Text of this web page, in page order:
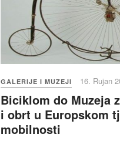
GALERIJE I MUZEJI 16. Rujan
Biciklom do Muzeja
i obrt u Europskom
mobilnosti